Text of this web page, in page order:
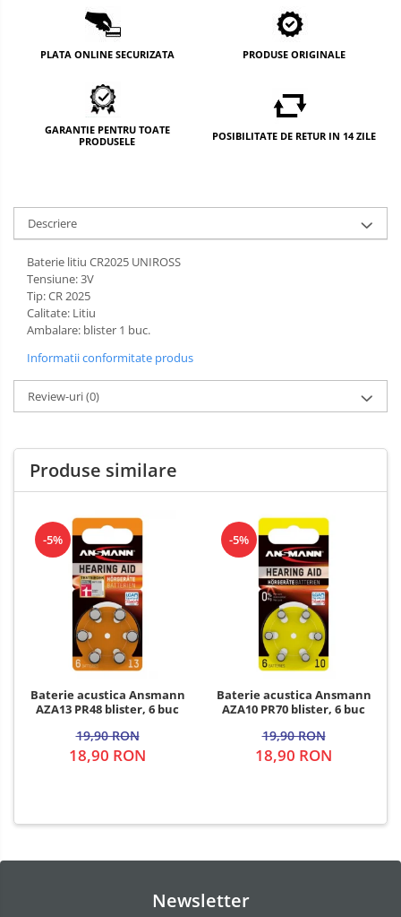
PLATA ONLINE SECURIZATA PRODUSE ORIGINALE
GARANTIE PENTRU TOATE
PRODUSELE
POSIBILITATE DE RETUR IN 14 ZILE
Descriere
Baterie litiu CR2025 UNIROSS
Tensiune: 3V
Tip: CR 2025
Calitate: Litiu
Ambalare: blister 1 buc.
Informatii conformitate produs
Review-uri(0)
Produse similare
-5%
Baterie acustica Ansmann
AZA13 PR48 blister, 6 buc
19,90 RON
18,90 RON
-5%
Baterie acustica Ansmann
AZA10 PR70 blister, 6 buc
19,90 RON
18,90 RON
Newsletter